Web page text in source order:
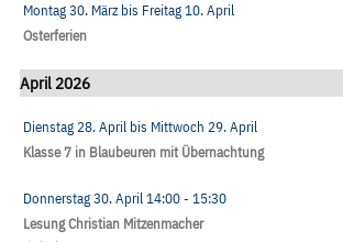
Montag 30. März bis Freitag 10. April
Osterferien
April 2026
Dienstag 28. April bis Mittwoch 29. April
Klasse 7 in Blaubeuren mit Übernachtung
Donnerstag 30. April14:00- 15:30
Lesung Christian Mitzenmacher